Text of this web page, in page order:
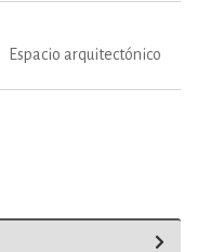
Espacio arquitectónico